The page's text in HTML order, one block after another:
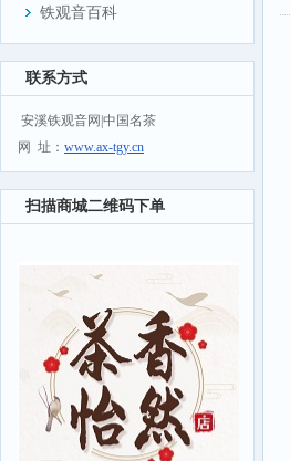
铁观音百科
联系方式
安溪铁观音网|中国名茶
网 址： www.ax-tgy.cn
扫描商城二维码下单